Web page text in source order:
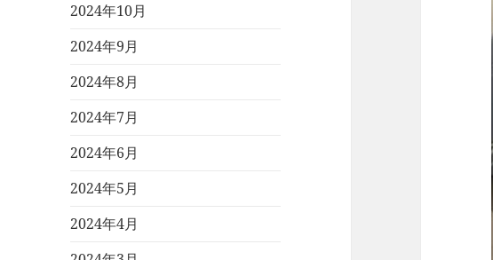
2024年10月
2024年9月
2024年8月
2024年7月
2024年6月
2024年5月
2024年4月